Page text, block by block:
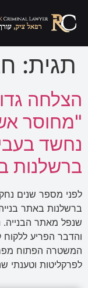
תגית:
הצלחה
"מחוסר
נחשד
ברשלנות
לפני מספר שנים
ברשלנות באתר
שנפל מאתר
והדבר הפריע
המשטרה הפתוח
לפרקליטות וטענתי